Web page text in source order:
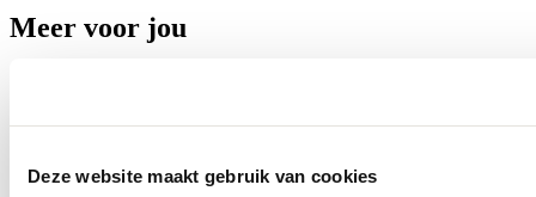
Deze website maakt gebruik van cookies
Meer voor jou